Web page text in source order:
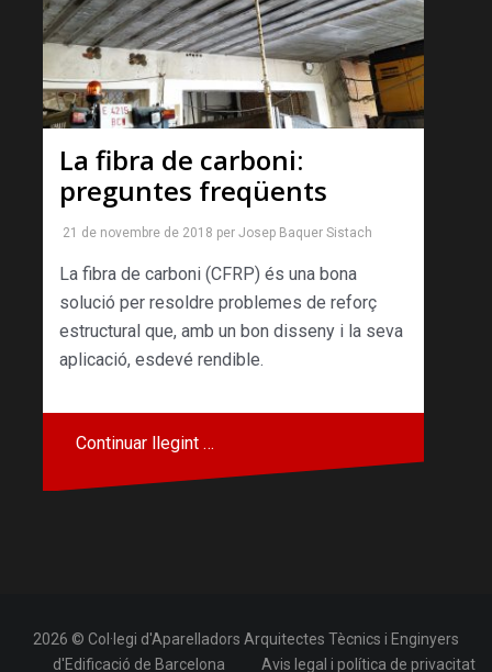
La fibra de carboni:
preguntes freqüents
21 de novembre de 2018 per Josep Baquer Sistach
La fibra de carboni (CFRP) és una bona
solució per resoldre problemes de reforç
estructural que, amb un bon disseny i la seva
aplicació, esdevé rendible.
Continuar llegint …
2026 © Col·legi d'Aparelladors Arquitectes Tècnics i Enginyers
d'Edificació de Barcelona
Avis legal i política de privacitat